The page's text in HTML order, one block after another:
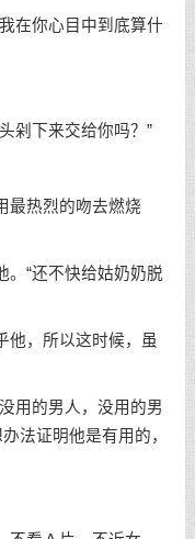
在你心目中到底算什
剁下来交给你吗？”
最热烈的吻去燃烧
。“还不快给姑奶奶脱
他，所以这时候，虽
用的男人，没用的男
法证明他是有用的，